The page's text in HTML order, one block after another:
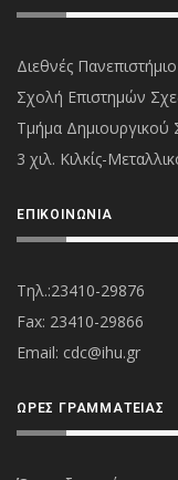
Διεθνές
Σχολή Επιστημών
Τμήμα Δημιουργικού
3 χιλ. Κιλκίς-
ΕΠΙΚΟΙΝΩΝΊΑ
Τηλ.:23410-29876
Fax: 23410-29866
Εmail: cdc@ihu.gr
ΏΡΕΣ ΓΡΑΜΜΑΤΕΊΑΣ